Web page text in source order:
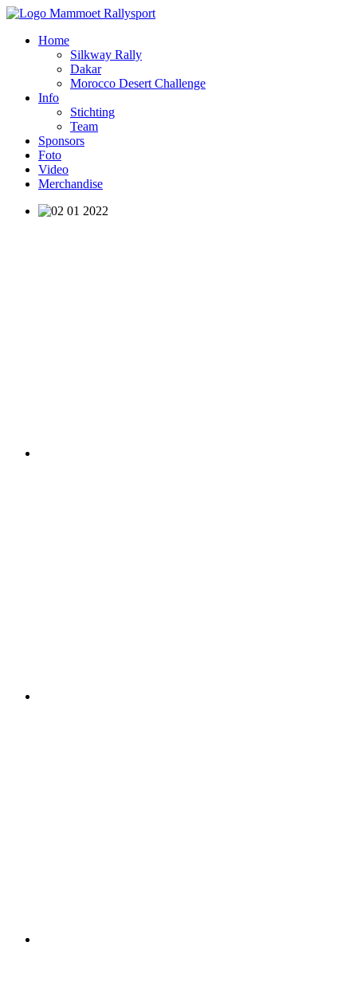
Home
Silkway Rally
Dakar
Morocco Desert Challenge
Info
Stichting
Team
Sponsors
Foto
Video
Merchandise